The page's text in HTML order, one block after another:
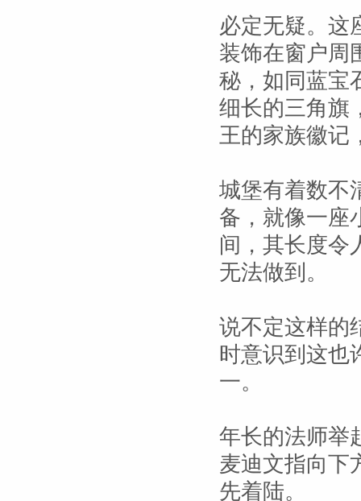
必定无疑。这
装饰在窗户周
秘，如同蓝宝
细长的三角旗
王的家族徽记
城堡有着数不
备，就像一座
间，其长度令
无法做到。
说不定这样的
时意识到这也
一。
年长的法师举
麦迪文指向下
先着陆。